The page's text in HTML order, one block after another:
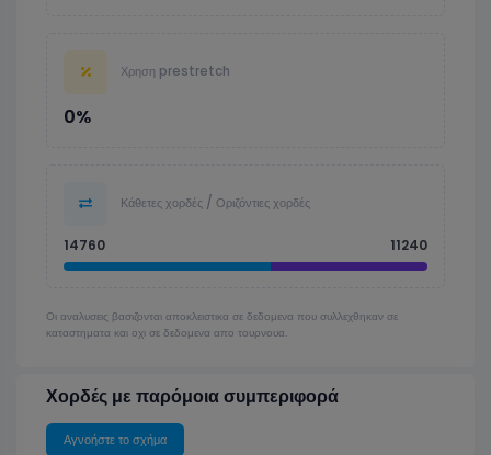
Χρηση prestretch
0%
Κάθετες χορδές / Οριζόντιες χορδές
14760 11240
Οι αναλυσεις βασιζονται αποκλειστικα σε δεδομενα που συλλεχθηκαν σε
καταστηματα και οχι σε δεδομενα απο τουρνουα.
Χορδές με παρόμοια συμπεριφορά
Αγνοήστε το σχήμα